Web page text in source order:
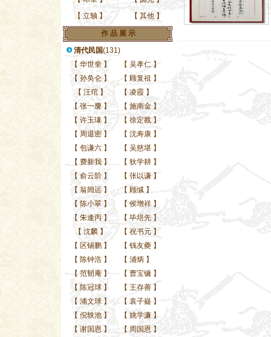
【 立轴 】 【 其他 】
作 品 展 示
清代民国(131)
【 华世奎 】 【 吴孝仁 】
【 孙奂仑 】 【 顾复祖 】
【 汪琯 】 【 凌霞 】
【 张一麐 】 【 施南金 】
【 许玉瑑 】 【 徐定戡 】
【 周退密 】 【 沈寿康 】
【 包谦六 】 【 吴慈堪 】
【 费新我 】 【 狄学耕 】
【 俞云阶 】 【 张以谦 】
【 翁闿运 】 【 顾缄 】
【 陈小翠 】 【 侯增祥 】
【 朱逢丙 】 【 毕培先 】
【 沈麟 】 【 祝书元 】
【 区锡鹏 】 【 钱友夔 】
【 陈钟浩 】 【 浦炳 】
【 范韧庵 】 【 曹宝镛 】
【 陈冠球 】 【 王存善 】
【 浦文球 】 【 袁子嶷 】
【 倪轶池 】 【 姚学濂 】
【 谢国恩 】 【 周国恩 】